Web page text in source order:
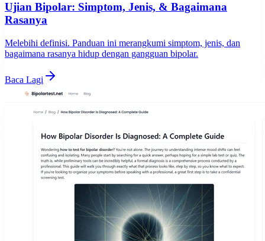
Ujian Bipolar: Simptom, Jenis, & Bagaimana
Rasanya
Melebihi definisi. Panduan ini merangkumi simptom, jenis, dan
bagaimana rasanya hidup dengan gangguan bipolar.
Baca Lagi